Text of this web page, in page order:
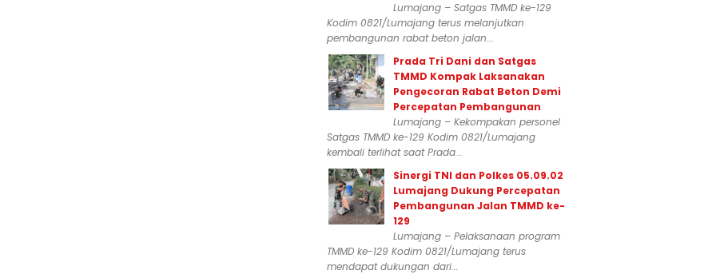
Lumajang – Satgas TMMD ke-129
Kodim 0821/Lumajang terus melanjutkan
pembangunan rabat beton jalan...
Prada Tri Dani dan Satgas
TMMD Kompak Laksanakan
Pengecoran Rabat Beton Demi
Percepatan Pembangunan
Lumajang – Kekompakan personel
Satgas TMMD ke-129 Kodim 0821/Lumajang
kembali terlihat saat Prada...
Sinergi TNI dan Polkes 05.09.02
Lumajang Dukung Percepatan
Pembangunan Jalan TMMD ke-
129
Lumajang – Pelaksanaan program
TMMD ke-129 Kodim 0821/Lumajang terus
mendapat dukungan dari...